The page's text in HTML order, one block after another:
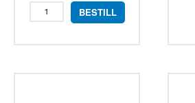
Kern
BFS-
BESTILL